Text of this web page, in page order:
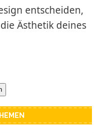
entscheiden,
Ästhetik deines